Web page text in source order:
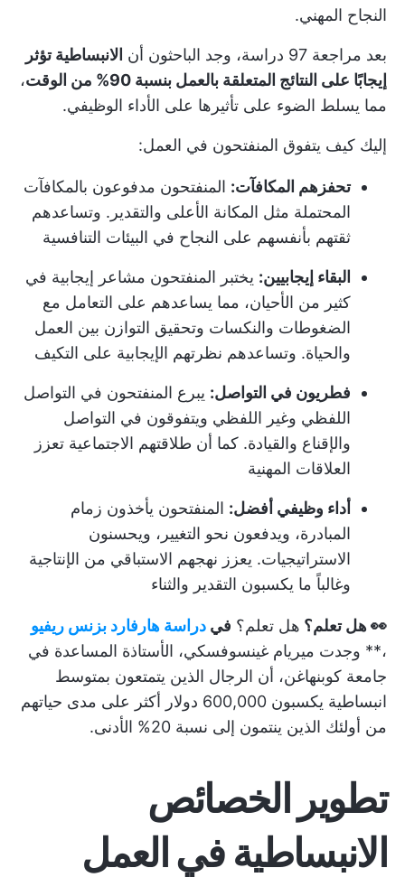
النجاح المهني.
بعد مراجعة 97 دراسة، وجد الباحثون أن
الانبساطية تؤثر
إيجابًا على النتائج المتعلقة بالعمل بنسبة 90% من الوقت
،
مما يسلط الضوء على تأثيرها على الأداء الوظيفي.
إليك كيف يتفوق المنفتحون في العمل:
تحفزهم المكافآت: المنفتحون مدفوعون بالمكافآت
المحتملة مثل المكانة الأعلى والتقدير. وتساعدهم
ثقتهم بأنفسهم على النجاح في البيئات التنافسية
البقاء إيجابيين: يختبر المنفتحون مشاعر إيجابية في
كثير من الأحيان، مما يساعدهم على التعامل مع
الضغوطات والنكسات وتحقيق التوازن بين العمل
والحياة. وتساعدهم نظرتهم الإيجابية على التكيف
فطريون في التواصل: يبرع المنفتحون في التواصل
اللفظي وغير اللفظي ويتفوقون في التواصل
والإقناع والقيادة. كما أن طلاقتهم الاجتماعية تعزز
العلاقات المهنية
أداء وظيفي أفضل: المنفتحون يأخذون زمام
المبادرة، ويدفعون نحو التغيير، ويحسنون
الاستراتيجيات. يعزز نهجهم الاستباقي من الإنتاجية
وغالباً ما يكسبون التقدير والثناء
👀 هل تعلم؟ هل تعلم؟ في دراسة هارفارد بزنس ريفيو
،** وجدت ميريام غينسوفسكي، الأستاذة المساعدة في
جامعة كوبنهاغن، أن الرجال الذين يتمتعون بمتوسط
انبساطية يكسبون 600,000 دولار أكثر على مدى حياتهم
من أولئك الذين ينتمون إلى نسبة 20% الأدنى.
تطوير الخصائص
الانبساطية في العمل